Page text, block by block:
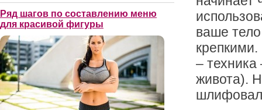
Ряд шагов по составлению меню
для красивой фигуры
ваше
–
живота).